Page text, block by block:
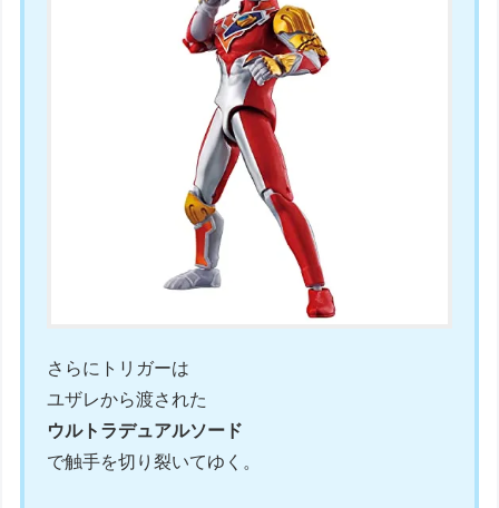
さらにトリガーは
ユザレから渡された
ウルトラデュアルソード
で触手を切り裂いてゆく。